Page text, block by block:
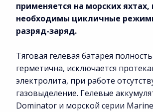
применяется на морских яхтах,
необходимы цикличные
разряд-заряд.
Тяговая гелевая батарея
герметична, исключается
электролита, при работе
газовыделение. Гелевые
Dominator и морской серии